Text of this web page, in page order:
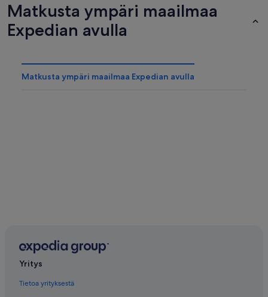
Matkusta ympäri maailmaa
Expedian avulla
Matkusta ympäri maailmaa Expedian avulla
Yritys
Tietoa yrityksestä